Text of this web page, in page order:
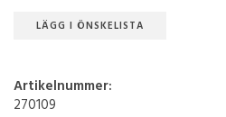
LÄGG I ÖNSKELISTA
Artikelnummer:
270109